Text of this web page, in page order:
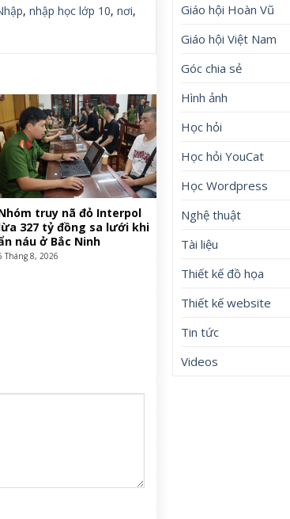
, nhập học lớp 10, nơi,
truy nã đỏ Interpol
327 tỷ đồng sa lưới khi
náu ở Bắc Ninh
Tháng 8, 2026
Giáo hội Hoàn Vũ
Giáo hội Việt Nam
Góc chia sẻ
Hình ảnh
Học hỏi
Học hỏi YouCat
Học Wordpress
Nghệ thuật
Tài liệu
Thiết kế đồ họa
Thiết kế website
Tin tức
Videos